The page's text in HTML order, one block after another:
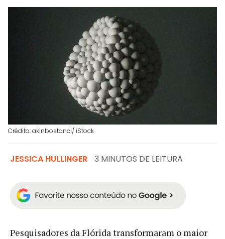
Crédito: akinbostanci/ iStock
JESSICA HULLINGER 3 MINUTOS DE LEITURA
Pesquisadores da Flórida transformaram o maior